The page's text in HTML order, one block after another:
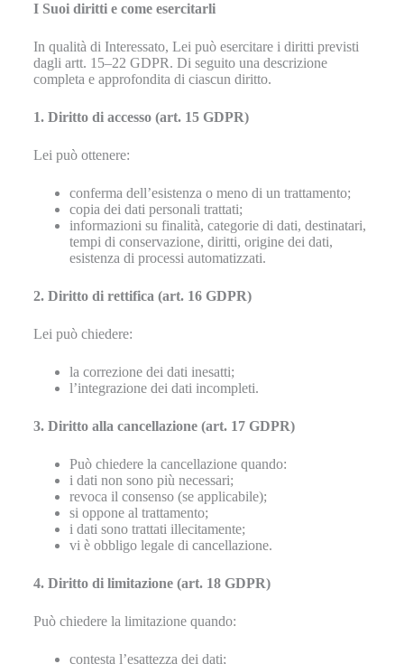
I Suoi diritti e come esercitarli
In qualità di Interessato, Lei può esercitare i diritti previsti
dagli artt. 15–22 GDPR. Di seguito una descrizione
completa e approfondita di ciascun diritto.
1. Diritto di accesso (art. 15 GDPR)
Lei può ottenere:
conferma dell’esistenza o meno di un trattamento;
copia dei dati personali trattati;
informazioni su finalità, categorie di dati, destinatari,
tempi di conservazione, diritti, origine dei dati,
esistenza di processi automatizzati.
2. Diritto di rettifica (art. 16 GDPR)
Lei può chiedere:
la correzione dei dati inesatti;
l’integrazione dei dati incompleti.
3. Diritto alla cancellazione (art. 17 GDPR)
Può chiedere la cancellazione quando:
i dati non sono più necessari;
revoca il consenso (se applicabile);
si oppone al trattamento;
i dati sono trattati illecitamente;
vi è obbligo legale di cancellazione.
4. Diritto di limitazione (art. 18 GDPR)
Può chiedere la limitazione quando:
contesta l’esattezza dei dati;